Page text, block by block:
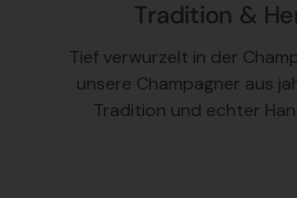
Tradition &
Tief verwurzelt in der
unsere Champagner aus
Tradition und echter